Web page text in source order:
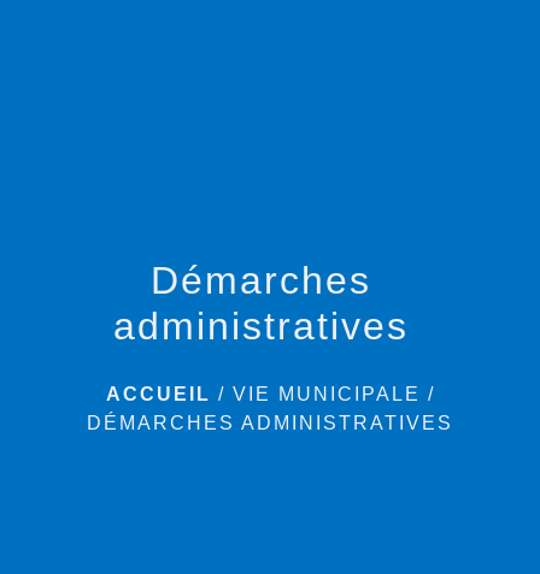
Démarches
administratives
ACCUEIL / VIE MUNICIPALE /
DÉMARCHES ADMINISTRATIVES